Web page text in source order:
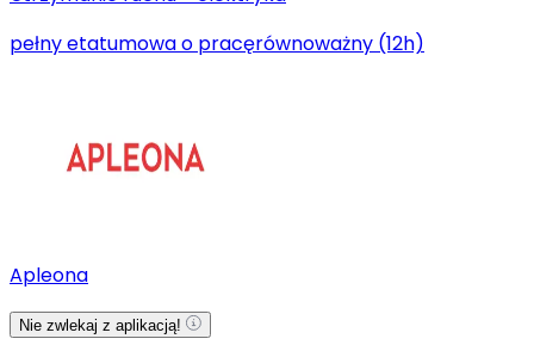
pełny etatumowa o pracęrównoważny (12h)
Apleona
Nie zwlekaj z aplikacją!